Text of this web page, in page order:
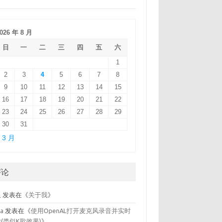
年 8 月
日
一 二 三 四 五
六
1
2
3 4 5 6 7
8
9
10 11 12 13 14
15
16
17 18 19 20 21
22
23
24 25 26 27 28
29
30
31
3 月
发表在《关于我》
发表在《使用OpenAL打开麦克风录音并实时